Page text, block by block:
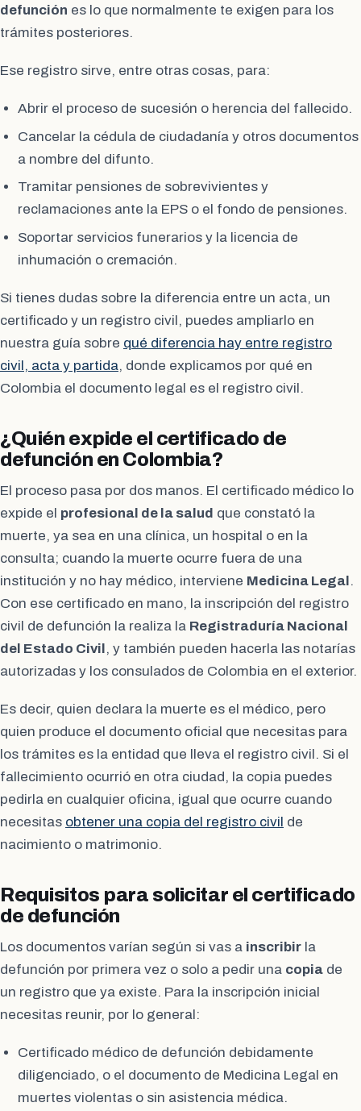
defunción es lo que normalmente te exigen para los
trámites posteriores.
Ese registro sirve, entre otras cosas, para:
Abrir el proceso de sucesión o herencia del fallecido.
Cancelar la cédula de ciudadanía y otros documentos
a nombre del difunto.
Tramitar pensiones de sobrevivientes y
reclamaciones ante la EPS o el fondo de pensiones.
Soportar servicios funerarios y la licencia de
inhumación o cremación.
Si tienes dudas sobre la diferencia entre un acta, un
certificado y un registro civil, puedes ampliarlo en
nuestra guía sobre qué diferencia hay entre registro
civil, acta y partida, donde explicamos por qué en
Colombia el documento legal es el registro civil.
¿Quién expide el certificado de
defunción en Colombia?
El proceso pasa por dos manos. El certificado médico lo
expide el profesional de la salud que constató la
muerte, ya sea en una clínica, un hospital o en la
consulta; cuando la muerte ocurre fuera de una
institución y no hay médico, interviene Medicina Legal .
Con ese certificado en mano, la inscripción del registro
civil de defunción la realiza la Registraduría Nacional
del Estado Civil , y también pueden hacerla las notarías
autorizadas y los consulados de Colombia en el exterior.
Es decir, quien declara la muerte es el médico, pero
quien produce el documento oficial que necesitas para
los trámites es la entidad que lleva el registro civil. Si el
fallecimiento ocurrió en otra ciudad, la copia puedes
pedirla en cualquier oficina, igual que ocurre cuando
necesitas obtener una copia del registro civil de
nacimiento o matrimonio.
Requisitos para solicitar el certificado
de defunción
Los documentos varían según si vas a inscribir la
defunción por primera vez o solo a pedir una copia de
un registro que ya existe. Para la inscripción inicial
necesitas reunir, por lo general:
Certificado médico de defunción debidamente
diligenciado, o el documento de Medicina Legal en
muertes violentas o sin asistencia médica.